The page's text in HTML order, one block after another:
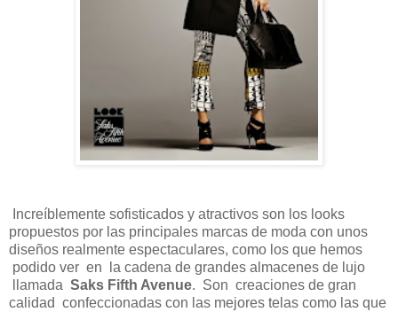
Increíblemente sofisticados y atractivos son los looks
propuestos por las principales marcas de moda con unos
diseños realmente espectaculares, como los que hemos
podido ver en la cadena de grandes almacenes de lujo
llamada Saks Fifth Avenue. Son creaciones de gran
calidad confeccionadas con las mejores telas como las que